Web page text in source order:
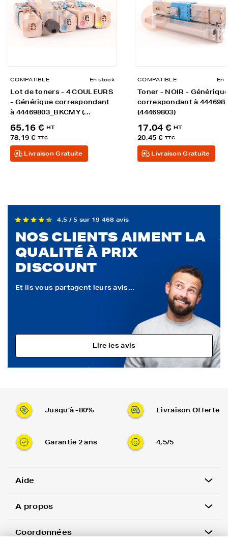
COMPATIBLE En stock
Lot de toners - 4 COULEURS
- Générique correspondant
à 44469803_BKCMY (...
65,16 € HT
78,19 € TTC
Livraison Gratuite
COMPATIBLE En
Toner - NOIR -
correspondant à
(44469803)
17,04 € HT
20,45 € TTC
Livraison Gratuite
4,5 / 5 sur 19 468 avis
NOS CLIENTS AIMENT LA
QUALITÉ À PRIX
DISCOUNT
Et ils vous partagent leurs avis...
Lire les avis
Jusqu’à -80% Livraison Offerte
Garantie 2 ans 4,5/5
Aide
A propos
Coordonnées